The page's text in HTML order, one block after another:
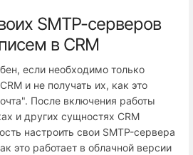
SMTP-серверов
в CRM
если необходимо только
и не получать их, как это
После включения работы
и других сущностях CRM
настроить свои SMTP-сервера
это работает в облачной версии